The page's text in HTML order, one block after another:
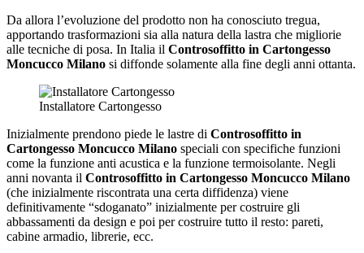
Da allora l’evoluzione del prodotto non ha conosciuto tregua,
apportando trasformazioni sia alla natura della lastra che migliorie
alle tecniche di posa. In Italia il Controsoffitto in Cartongesso
Moncucco Milano si diffonde solamente alla fine degli anni ottanta.
Installatore Cartongesso
Inizialmente prendono piede le lastre di Controsoffitto in
Cartongesso Moncucco Milano speciali con specifiche funzioni
come la funzione anti acustica e la funzione termoisolante. Negli
anni novanta il Controsoffitto in Cartongesso Moncucco Milano
(che inizialmente riscontrata una certa diffidenza) viene
definitivamente “sdoganato” inizialmente per costruire gli
abbassamenti da design e poi per costruire tutto il resto: pareti,
cabine armadio, librerie, ecc.